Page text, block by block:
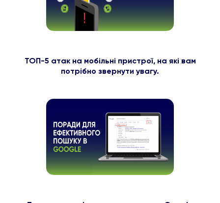
ТОП-5 атак на мобільні пристрої, на які вам
потрібно звернути увагу.